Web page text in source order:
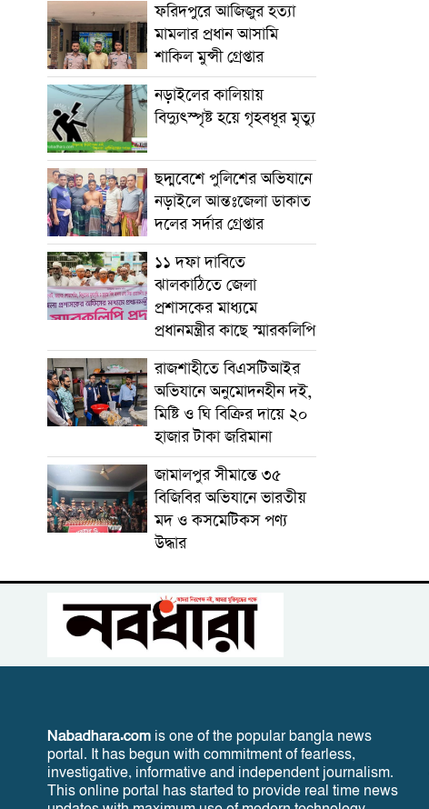
ফরিদপুরে আজিজুর হত্যা
মামলার প্রধান আসামি
শাকিল মুন্সী গ্রেপ্তার
নড়াইলের কালিয়ায়
বিদ্যুৎস্পৃষ্ট হয়ে গৃহবধূর মৃত্যু
ছদ্মবেশে পুলিশের অভিযানে
নড়াইলে আন্তঃজেলা ডাকাত
দলের সর্দার গ্রেপ্তার
১১ দফা দাবিতে
ঝালকাঠিতে জেলা
প্রশাসকের মাধ্যমে
প্রধানমন্ত্রীর কাছে স্মারকলিপি
রাজশাহীতে বিএসটিআইর
অভিযানে অনুমোদনহীন দই,
মিষ্টি ও ঘি বিক্রির দায়ে ২০
হাজার টাকা জরিমানা
জামালপুর সীমান্তে ৩৫
বিজিবির অভিযানে ভারতীয়
মদ ও কসমেটিকস পণ্য
উদ্ধার
Nabadhara.com is one of the popular bangla news
portal. It has begun with commitment of fearless,
investigative, informative and independent journalism.
This online portal has started to provide real time news